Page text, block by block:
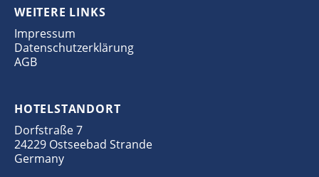
WEITERE LINKS
Impressum
Datenschutzerklärung
AGB
HOTELSTANDORT
Dorfstraße 7
24229 Ostseebad Strande
Germany